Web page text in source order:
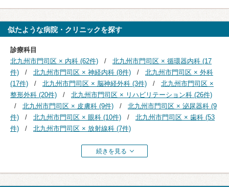
似たような病院・クリニックを探す
診療科目
北九州市門司区 × 内科 (62件)
北九州市門司区 × 循環器内科 (17
件)
北九州市門司区 × 神経内科 (8件)
北九州市門司区 × 外科
(17件)
北九州市門司区 × 脳神経外科 (3件)
北九州市門司区 ×
整形外科 (20件)
北九州市門司区 × リハビリテーション科 (26件)
北九州市門司区 × 皮膚科 (9件)
北九州市門司区 × 泌尿器科 (9
件)
北九州市門司区 × 眼科 (10件)
北九州市門司区 × 歯科 (53
件)
北九州市門司区 × 放射線科 (7件)
続きを見る